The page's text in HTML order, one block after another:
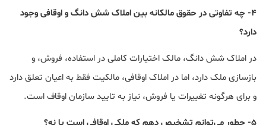
4- چه تفاوتی در حقوق مالکانه بین املاک شش دانگ و اوقافی وجود
دارد؟
در املاک شش دانگ، مالک اختیارات کاملی در استفاده، فروش، و
بازسازی ملک دارد، اما در املاک اوقافی، مالکیت فقط به اعیان تعلق دارد
و برای هرگونه تغییرات یا فروش، نیاز به تایید سازمان اوقاف است.